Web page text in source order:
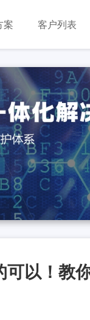
案 客户列表
以！教